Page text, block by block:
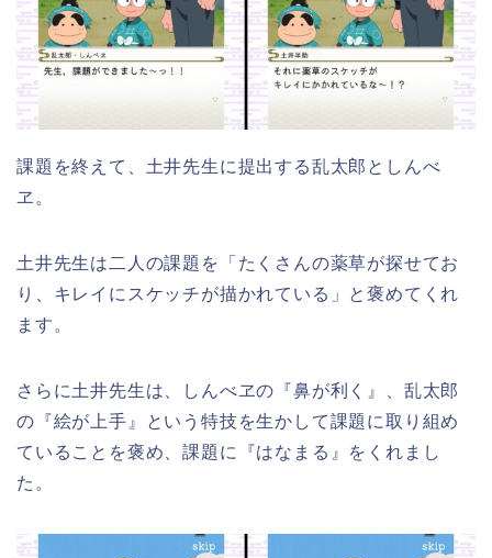
課題を終えて、土井先生に提出する乱太郎としんべ
ヱ。
土井先生は二人の課題を「たくさんの薬草が探せてお
り、キレイにスケッチが描かれている」と褒めてくれ
ます。
さらに土井先生は、しんべヱの『鼻が利く』、乱太郎
の『絵が上手』という特技を生かして課題に取り組め
ていることを褒め、課題に『はなまる』をくれまし
た。